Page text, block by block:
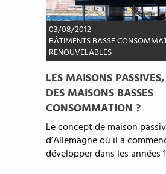
03/08/2012
BÂTIMENTS BASSE
RENOUVELABLES
LES MAISONS
DES MAISONS BASSES
CONSOMMATION ?
Le concept de maison
d’Allemagne où il a
développer dans les années